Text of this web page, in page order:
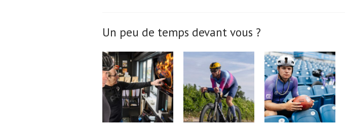
Un peu de temps devant vous ?